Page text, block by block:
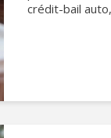
crédit-bail